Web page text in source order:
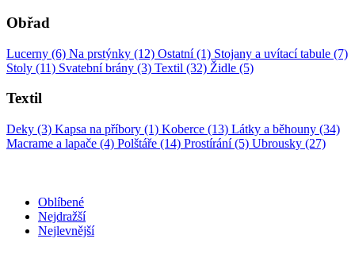
Obřad
Lucerny (6) Na prstýnky (12) Ostatní (1) Stojany a uvítací tabule (7)
Stoly (11) Svatební brány (3) Textil (32) Židle (5)
Textil
Deky (3) Kapsa na příbory (1) Koberce (13) Látky a běhouny (34)
Macrame a lapače (4) Polštáře (14) Prostírání (5) Ubrousky (27)
Oblíbené
Nejdražší
Nejlevnější